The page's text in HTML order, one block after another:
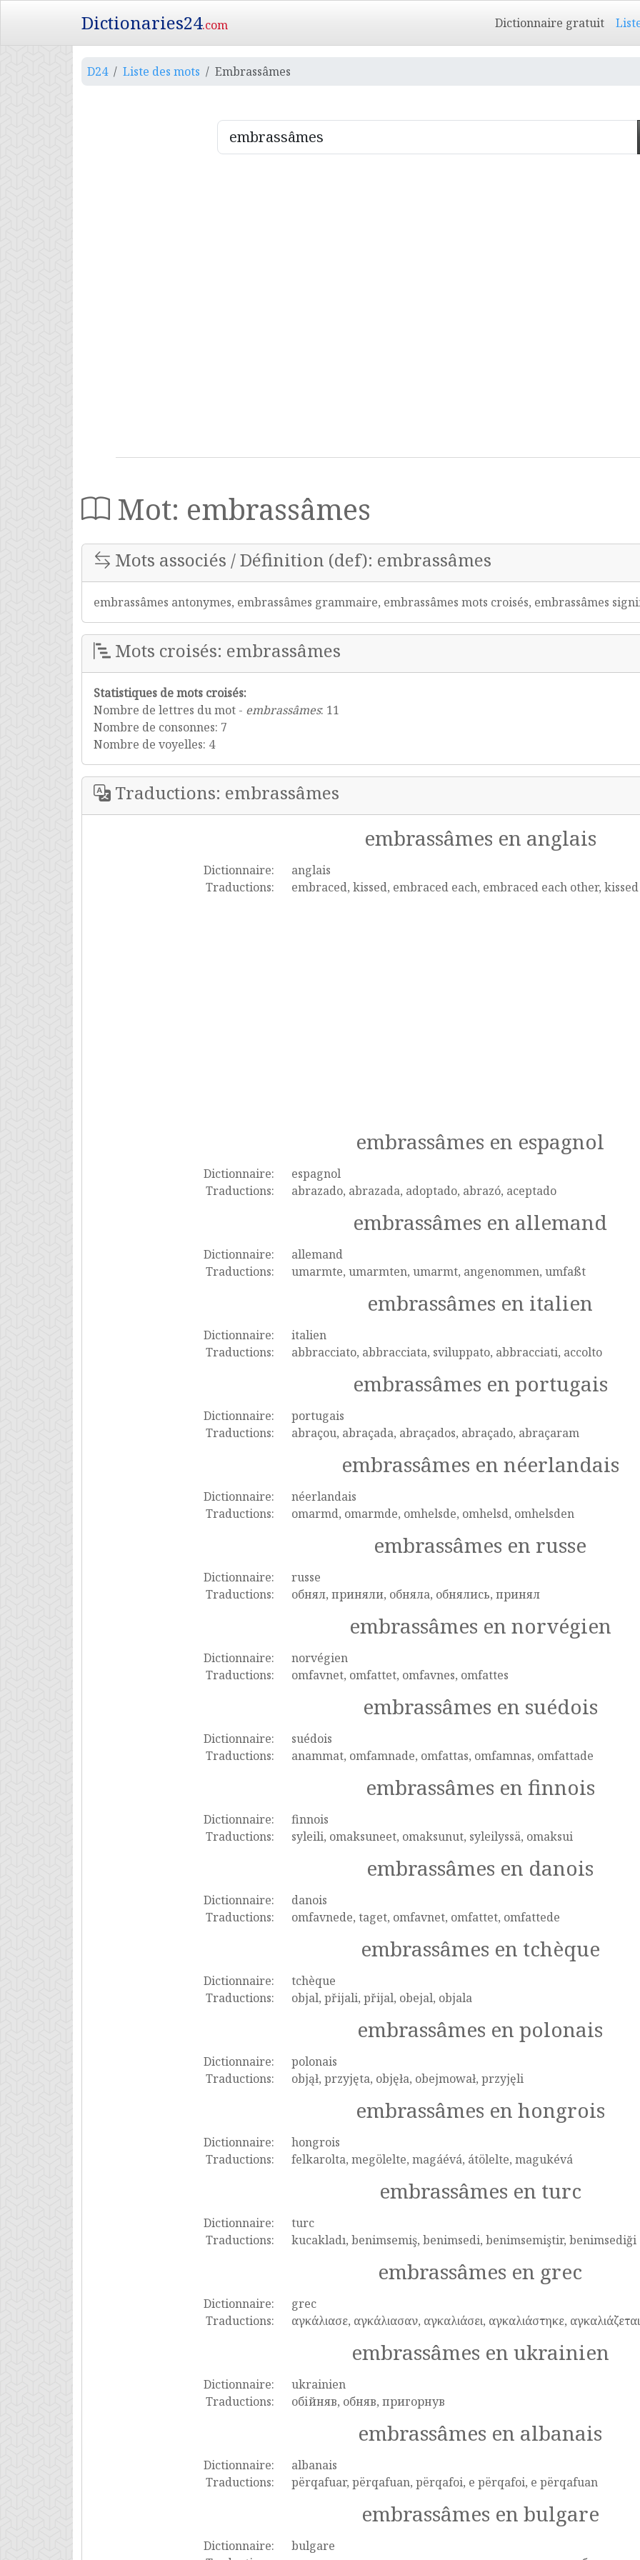
Dictionaries24.com Dictionnaire gratuit
D24 Liste des mots Embrassâmes
Mot: embrassâmes
Mots associés / Définition (def): embrassâmes
embrassâmes antonymes, embrassâmes grammaire, embrassâmes mots croisés, embrassâmes
Mots croisés: embrassâmes
Statistiques de mots croisés:
Nombre de lettres du mot - embrassâmes: 11
Nombre de consonnes: 7
Nombre de voyelles: 4
Traductions: embrassâmes
embrassâmes en anglais
Dictionnaire:
anglais
Traductions:
embraced, kissed, embraced each, embraced each other,
embrassâmes en espagnol
Dictionnaire:
espagnol
Traductions:
abrazado, abrazada, adoptado, abrazó, aceptado
embrassâmes en allemand
Dictionnaire:
allemand
Traductions:
umarmte, umarmten, umarmt, angenommen, umfaßt
embrassâmes en italien
Dictionnaire:
italien
Traductions:
abbracciato, abbracciata, sviluppato, abbracciati, accolto
embrassâmes en portugais
Dictionnaire:
portugais
Traductions:
abraçou, abraçada, abraçados, abraçado, abraçaram
embrassâmes en néerlandais
Dictionnaire:
néerlandais
Traductions:
omarmd, omarmde, omhelsde, omhelsd, omhelsden
embrassâmes en russe
Dictionnaire:
russe
Traductions:
обнял, приняли, обняла, обнялись, принял
embrassâmes en norvégien
Dictionnaire:
norvégien
Traductions:
omfavnet, omfattet, omfavnes, omfattes
embrassâmes en suédois
Dictionnaire:
suédois
Traductions:
anammat, omfamnade, omfattas, omfamnas, omfattade
embrassâmes en finnois
Dictionnaire:
finnois
Traductions:
syleili, omaksuneet, omaksunut, syleilyssä, omaksui
embrassâmes en danois
Dictionnaire:
danois
Traductions:
omfavnede, taget, omfavnet, omfattet, omfattede
embrassâmes en tchèque
Dictionnaire:
tchèque
Traductions:
objal, přijali, přijal, obejal, objala
embrassâmes en polonais
Dictionnaire:
polonais
Traductions:
objął, przyjęta, objęła, obejmował, przyjęli
embrassâmes en hongrois
Dictionnaire:
hongrois
Traductions:
felkarolta, megölelte, magáévá, átölelte, magukévá
embrassâmes en turc
Dictionnaire:
turc
Traductions:
kucakladı, benimsemiş, benimsedi, benimsemiştir, benimsediği
embrassâmes en grec
Dictionnaire:
grec
Traductions:
αγκάλιασε, αγκάλιασαν, αγκαλιάσει, αγκαλιάστηκε, αγκαλιάζεται
embrassâmes en ukrainien
Dictionnaire:
ukrainien
Traductions:
обійняв, обняв, пригорнув
embrassâmes en albanais
Dictionnaire:
albanais
Traductions:
përqafuar, përqafuan, përqafoi, e përqafoi, e përqafuan
embrassâmes en bulgare
Dictionnaire:
bulgare